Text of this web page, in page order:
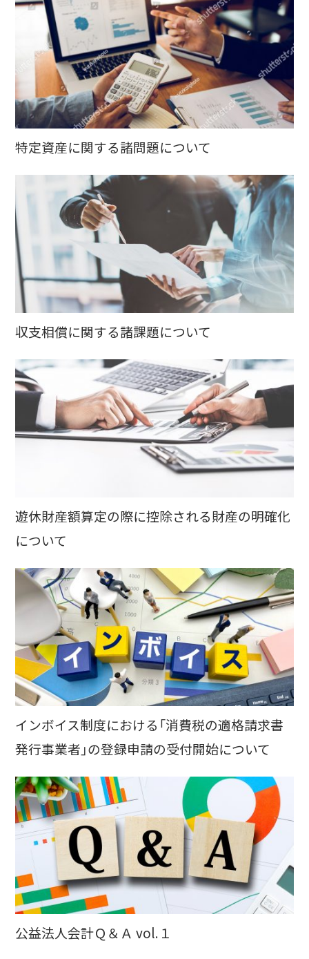
特定資産に関する諸問題について
収支相償に関する諸課題について
遊休財産額算定の際に控除される財産の明確化
について
インボイス制度における「消費税の適格請求書
発行事業者」の登録申請の受付開始について
公益法人会計Ｑ＆Ａ vol.１